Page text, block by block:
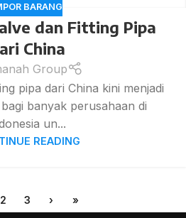
BARANG
dan Fitting Pipa
China
Group
pipa dari China kini menjadi
banyak perusahaan di
un...
READING
2 3 › »